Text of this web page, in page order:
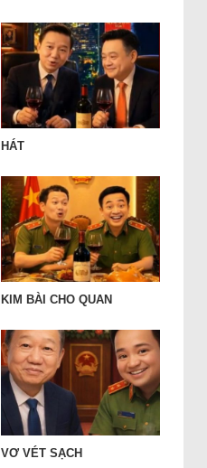
HÁT
KIM BÀI CHO QUAN
VƠ VÉT SẠCH